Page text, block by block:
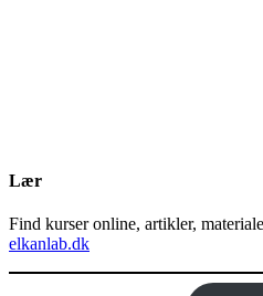
Lær
Find kurser online, artikler,
elkanlab.dk